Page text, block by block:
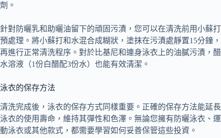
劑。
針對防曬乳和助曬油留下的頑固污漬，您可以在清洗前用小蘇打
預處理。將小蘇打和水混合成糊狀，塗抹在污漬處靜置15分鐘，
再進行正常清洗程序。對於比基尼和連身泳衣上的油膩污漬，醋
水溶液（1份白醋配3份水）也能有效清潔。
泳衣的保存方法
清洗完成後，泳衣的保存方式同樣重要。正確的保存方法能延長
泳衣的使用壽命，維持其彈性和色澤。無論您擁有防曬泳衣、運
動泳衣或其他款式，都需要學習如何妥善保管這些投資。